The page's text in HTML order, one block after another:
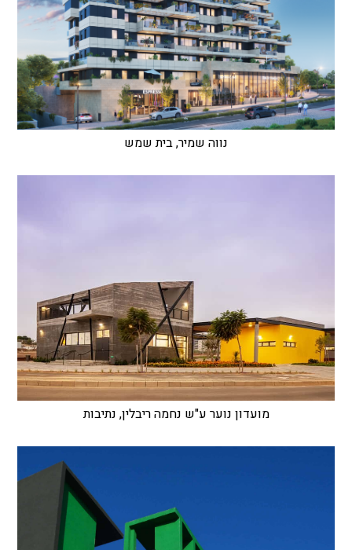
נווה שמיר, בית שמש
מועדון נוער ע"ש נחמה ריבלין, נתיבות